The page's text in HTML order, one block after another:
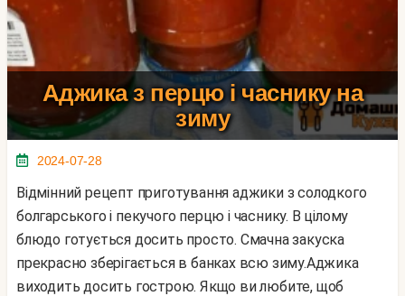
Аджика з перцю і часнику на
зиму
2024-07-28
Відмінний рецепт приготування аджики з солодкого
болгарського і пекучого перцю і часнику. В цілому
блюдо готується досить просто. Смачна закуска
прекрасно зберігається в банках всю зиму.Аджика
виходить досить гострою. Якщо ви любите, щоб